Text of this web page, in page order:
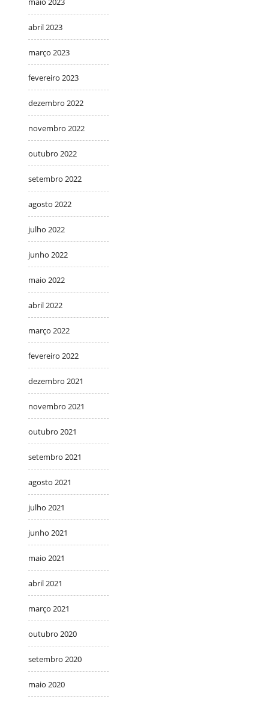
abril 2023
março 2023
fevereiro 2023
dezembro 2022
novembro 2022
outubro 2022
setembro 2022
agosto 2022
julho 2022
junho 2022
maio 2022
abril 2022
março 2022
fevereiro 2022
dezembro 2021
novembro 2021
outubro 2021
setembro 2021
agosto 2021
julho 2021
junho 2021
maio 2021
abril 2021
março 2021
outubro 2020
setembro 2020
maio 2020